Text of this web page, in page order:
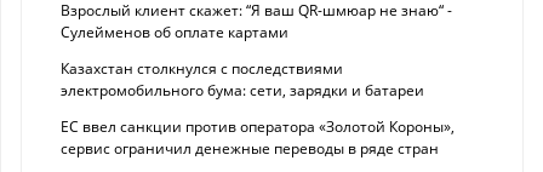
Взрослый клиент скажет: “Я ваш QR-шмюар не знаю“ -
Сулейменов об оплате картами
Казахстан столкнулся с последствиями
электромобильного бума: сети, зарядки и батареи
ЕС ввел санкции против оператора «Золотой Короны»,
сервис ограничил денежные переводы в ряде стран